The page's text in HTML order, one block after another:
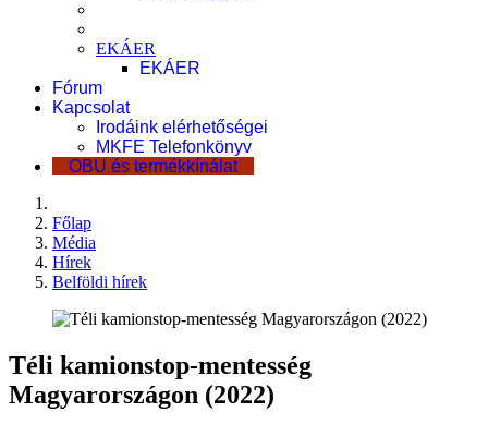
EKÁER
EKÁER
Fórum
Kapcsolat
Irodáink elérhetőségei
MKFE Telefonkönyv
OBU és termékkínálat
Főlap
Média
Hírek
Belföldi hírek
Téli kamionstop-mentesség
Magyarországon (2022)